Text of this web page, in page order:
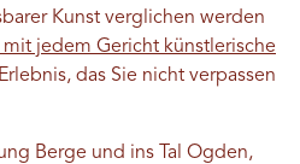
Kunst verglichen werden
mit jedem Gericht künstlerische
das Sie nicht verpassen
Berge und ins Tal Ogden,